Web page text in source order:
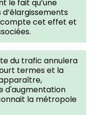
le fait qu’une
cet effet et
du trafic annulera
termes et la
d'augmentation
la métropole